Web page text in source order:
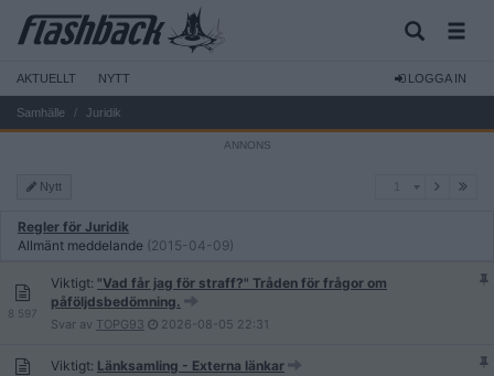
AKTUELLT NYTT LOGGA IN
Samhälle Juridik
Nytt
Regler för Juridik
Allmänt meddelande (2015-04-09)
8 597
Viktigt: "Vad får jag för straff?" Tråden för frågor om
påföljdsbedömning.
Svar av TOPG93 2026-08-05 22:31
Viktigt: Länksamling - Externa länkar